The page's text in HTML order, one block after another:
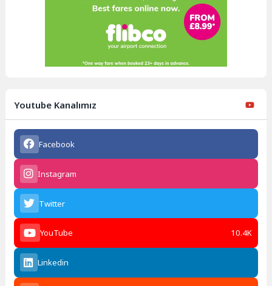
Youtube Kanalımız
Facebook
Instagram
Twitter
YouTube 10.4K
Linkedin